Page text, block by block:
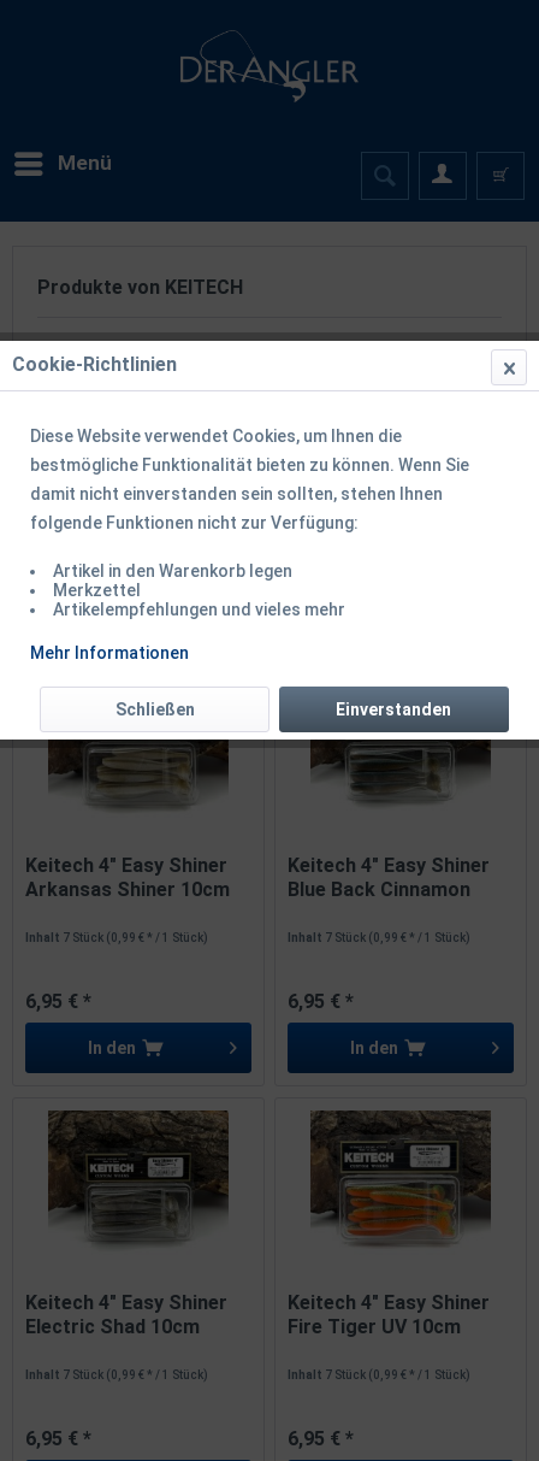
Menü
Produkte von KEITECH
Keitech 4" Easy Shiner
Arkansas Shiner 10cm
Inhalt 7 Stück (0,99 € * / 1 Stück)
6,95 € *
In den
Keitech 4" Easy Shiner
Blue Back Cinnamon
Inhalt 7 Stück (0,99 € * / 1 Stück)
6,95 € *
In den
Keitech 4" Easy Shiner
Electric Shad 10cm
Inhalt 7 Stück (0,99 € * / 1 Stück)
6,95 € *
Keitech 4" Easy Shiner
Fire Tiger UV 10cm
Inhalt 7 Stück (0,99 € * / 1 Stück)
6,95 € *
Cookie-Richtlinien
Diese Website verwendet Cookies, um Ihnen die
bestmögliche Funktionalität bieten zu können. Wenn Sie
damit nicht einverstanden sein sollten, stehen Ihnen
folgende Funktionen nicht zur Verfügung:
Artikel in den Warenkorb legen
Merkzettel
Artikelempfehlungen und vieles mehr
Mehr Informationen
Einverstanden
Schließen